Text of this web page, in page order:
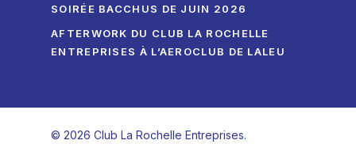
SOIRÉE BACCHUS DE JUIN 2026
AFTERWORK DU CLUB LA ROCHELLE
ENTREPRISES À L’AEROCLUB DE LALEU
© 2026 Club La Rochelle Entreprises.